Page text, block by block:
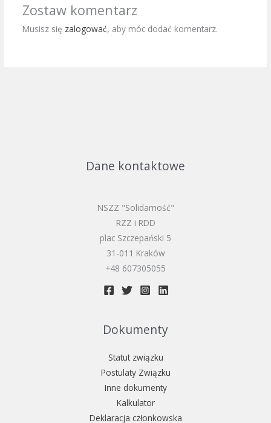
Zostaw komentarz
Musisz się zalogować, aby móc dodać komentarz.
Dane kontaktowe
NSZZ "Solidarność"
RZZ i RDD
plac Szczepański 5
31-011 Kraków​
+48 607305055
Dokumenty
Statut związku
Postulaty Związku
Inne dokumenty
Kalkulator
Deklaracja członkowska